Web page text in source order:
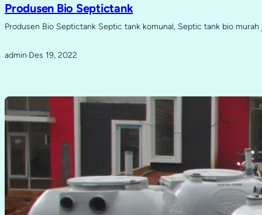
Produsen Bio Septictank
Produsen Bio Septictank Septic tank komunal, Septic tank bio murah
admin·Des 19, 2022